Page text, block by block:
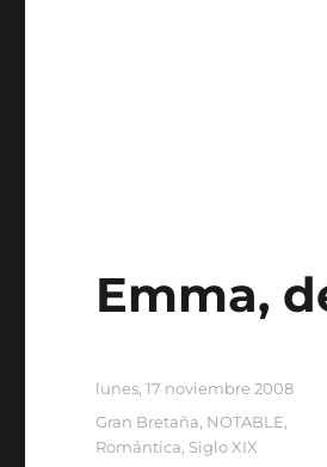
Emma,
Publicado
lunes, 17 noviembre 2008
Categorías
Gran Bretaña NOTABLE
Romántica Siglo XIX